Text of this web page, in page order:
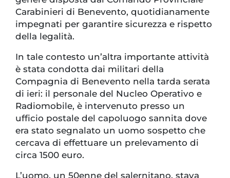
Carabinieri di Benevento, quotidianamente
impegnati per garantire sicurezza e rispetto
della legalità.
In tale contesto un’altra importante attività
è stata condotta dai militari della
Compagnia di Benevento nella tarda serata
di ieri: il personale del Nucleo Operativo e
Radiomobile, è intervenuto presso un
ufficio postale del capoluogo sannita dove
era stato segnalato un uomo sospetto che
cercava di effettuare un prelevamento di
circa 1500 euro.
L’uomo, un 50enne del salernitano, stava